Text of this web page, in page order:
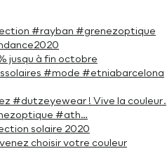
#rayban #grenezoptique
jusqu à fin octobre
#mode #etniabarcelona
#dutzeyewear ! Vive la couleur.
#ath…
solaire 2020
choisir votre couleur